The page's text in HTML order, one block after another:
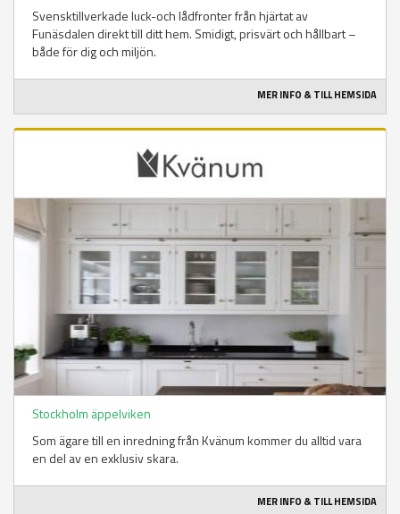
Svensktillverkade luck-och lådfronter från hjärtat av
Funäsdalen direkt till ditt hem. Smidigt, prisvärt och hållbart –
både för dig och miljön.
MER INFO & TILL HEMSIDA
Stockholm äppelviken
Som ägare till en inredning från Kvänum kommer du alltid vara
en del av en exklusiv skara.
MER INFO & TILL HEMSIDA